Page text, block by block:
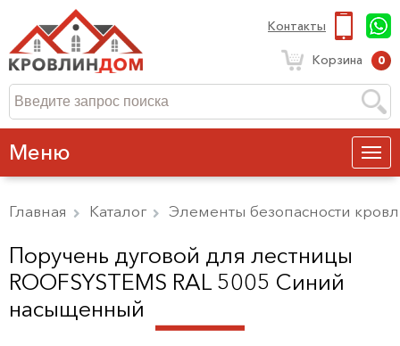
Контакты
Корзина 0
Меню
Главная Каталог Элементы безопасности
Поручень дуговой для лестницы
ROOFSYSTEMS RAL 5005 Синий
насыщенный